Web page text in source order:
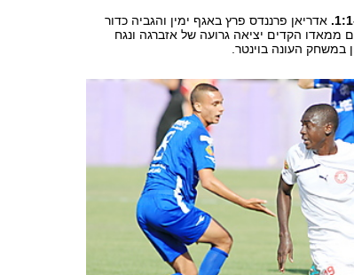
אדריאן פרננדס פרץ באגף ימין והגביה כדור
ממאדו הקדים יציאה גרועה של אזברגה ונגח
במשחק העונה בוינטר.